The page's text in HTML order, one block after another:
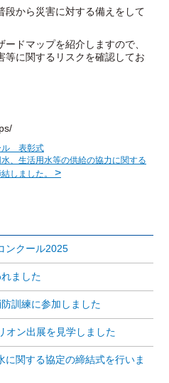
段から災害に対する備えをして
ドマップを紹介しますので、
等に関するリスクを確認してお
ル 表彰式
、生活用水等の供給の協力に関する
しました。 >
ンクール2025
ました
訓練に参加しました
オン出展を見学しました
関する協定の締結式を行いま